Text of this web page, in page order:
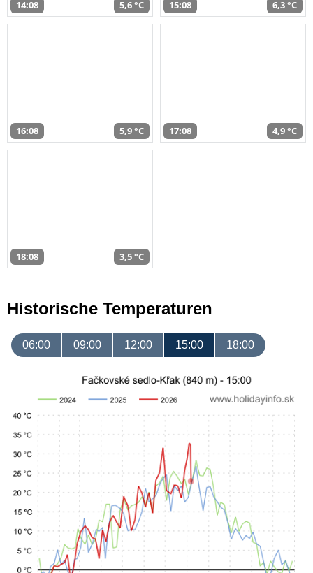
14:08 5,6 °C 15:08 6,3 °C
16:08 5,9 °C 17:08 4,9 °C
18:08 3,5 °C
Historische Temperaturen
06:00 09:00 12:00 15:00 18:00